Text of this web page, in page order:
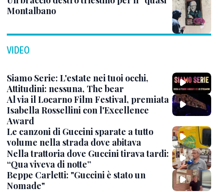
Montalbano
VIDEO
Siamo Serie: L'estate nei tuoi occhi,
Attitudini: nessuna, The bear
Al via il Locarno Film Festival, premiata
Isabella Rossellini con l'Excellence
Award
Le canzoni di Guccini sparate a tutto
volume nella strada dove abitava
Nella trattoria dove Guccini tirava tardi:
“Qua viveva di notte”
Beppe Carletti: "Guccini è stato un
Nomade"